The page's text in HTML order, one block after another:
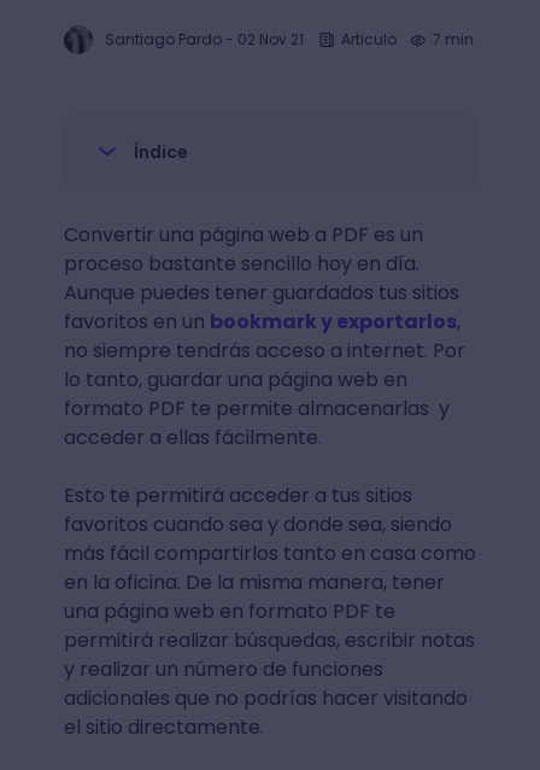
Santiago Pardo- 02 Nov 21 Articulo 7 min.
Índice
Convertir una página web a PDF es un
proceso bastante sencillo hoy en día.
Aunque puedes tener guardados tus sitios
favoritos en un bookmark y exportarlos,
no siempre tendrás acceso a internet. Por
lo tanto, guardar una página web en
formato PDF te permite almacenarlas y
acceder a ellas fácilmente.
Esto te permitirá acceder a tus sitios
favoritos cuando sea y donde sea, siendo
más fácil compartirlos tanto en casa como
en la oficina. De la misma manera, tener
una página web en formato PDF te
permitirá realizar búsquedas, escribir notas
y realizar un número de funciones
adicionales que no podrías hacer visitando
el sitio directamente.